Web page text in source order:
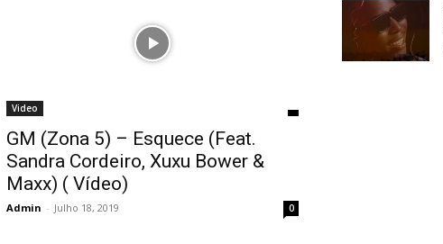
Video
GM (Zona 5) – Esquece (Feat.
Sandra Cordeiro, Xuxu Bower &
Maxx) ( Vídeo)
Admin - Julho 18, 2019 0